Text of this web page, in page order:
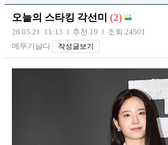
자동차사진 후방주의방 자유사진
항공/해운/철도
장착시공사진
오늘의 스타킹 각선미 (2)
26.05.21 11:13 추천 19
조회 24501
메뚜기날다
작성글보기